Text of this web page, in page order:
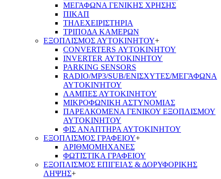
ΜΕΓΑΦΩΝΑ ΓΕΝΙΚΗΣ ΧΡΗΣΗΣ
ΠΙΚΑΠ
ΤΗΛΕΧΕΙΡΙΣΤΗΡΙΑ
ΤΡΙΠΟΔΑ ΚΑΜΕΡΩΝ
ΕΞΟΠΛΙΣΜΟΣ ΑΥΤΟΚΙΝΗΤΟΥ+
CONVERTERS ΑΥΤΟΚΙΝΗΤΟΥ
INVERTER ΑΥΤΟΚΙΝΗΤΟΥ
PARKING SENSORS
RADIO/MP3/SUB/ΕΝΙΣΧΥΤΕΣ/ΜΕΓΆΦΩΝΑ
ΑΥΤΟΚΙΝΉΤΟΥ
ΛΑΜΠΕΣ ΑΥΤΟΚΙΝΗΤΟΥ
ΜΙΚΡΟΦΩΝΙΚΗ ΑΣΤΥΝΟΜΙΑΣ
ΠΑΡΕΛΚΟΜΕΝΑ ΓΕΝΙΚΟΥ ΕΞΟΠΛΙΣΜΟΥ
ΑΥΤΟΚΙΝΗΤΟΥ
ΦΙΣ ΑΝΑΠΤΗΡΑ ΑΥΤΟΚΙΝΗΤΟΥ
ΕΞΟΠΛΙΣΜΟΣ ΓΡΑΦΕΙΟΥ+
ΑΡΙΘΜΟΜΗΧΑΝΕΣ
ΦΩΤΙΣΤΙΚΑ ΓΡΑΦΕΙΟΥ
ΕΞΟΠΛΙΣΜΟΣ ΕΠΙΓΕΙΑΣ & ΔΟΡΥΦΟΡΙΚΗΣ
ΛΗΨΗΣ+